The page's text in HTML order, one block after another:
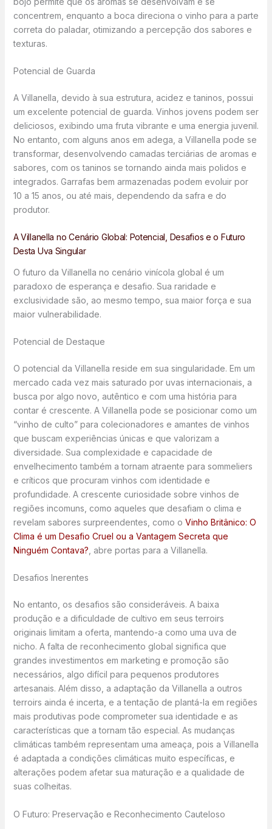
concentrem, enquanto a boca direciona o vinho para a parte
correta do paladar, otimizando a percepção dos sabores e
texturas.
Potencial de Guarda
A Villanella, devido à sua estrutura, acidez e taninos, possui
um excelente potencial de guarda. Vinhos jovens podem ser
deliciosos, exibindo uma fruta vibrante e uma energia juvenil.
No entanto, com alguns anos em adega, a Villanella pode se
transformar, desenvolvendo camadas terciárias de aromas e
sabores, com os taninos se tornando ainda mais polidos e
integrados. Garrafas bem armazenadas podem evoluir por
10 a 15 anos, ou até mais, dependendo da safra e do
produtor.
A Villanella no Cenário Global: Potencial, Desafios e o Futuro
Desta Uva Singular
O futuro da Villanella no cenário vinícola global é um
paradoxo de esperança e desafio. Sua raridade e
exclusividade são, ao mesmo tempo, sua maior força e sua
maior vulnerabilidade.
Potencial de Destaque
O potencial da Villanella reside em sua singularidade. Em um
mercado cada vez mais saturado por uvas internacionais, a
busca por algo novo, autêntico e com uma história para
contar é crescente. A Villanella pode se posicionar como um
“vinho de culto” para colecionadores e amantes de vinhos
que buscam experiências únicas e que valorizam a
diversidade. Sua complexidade e capacidade de
envelhecimento também a tornam atraente para sommeliers
e críticos que procuram vinhos com identidade e
profundidade. A crescente curiosidade sobre vinhos de
regiões incomuns, como aqueles que desafiam o clima e
revelam sabores surpreendentes, como o Vinho Britânico: O
Clima é um Desafio Cruel ou a Vantagem Secreta que
Ninguém Contava? , abre portas para a Villanella.
Desafios Inerentes
No entanto, os desafios são consideráveis. A baixa
produção e a dificuldade de cultivo em seus terroirs
originais limitam a oferta, mantendo-a como uma uva de
nicho. A falta de reconhecimento global significa que
grandes investimentos em marketing e promoção são
necessários, algo difícil para pequenos produtores
artesanais. Além disso, a adaptação da Villanella a outros
terroirs ainda é incerta, e a tentação de plantá-la em regiões
mais produtivas pode comprometer sua identidade e as
características que a tornam tão especial. As mudanças
climáticas também representam uma ameaça, pois a Villanella
é adaptada a condições climáticas muito específicas, e
alterações podem afetar sua maturação e a qualidade de
suas colheitas.
O Futuro: Preservação e Reconhecimento Cauteloso